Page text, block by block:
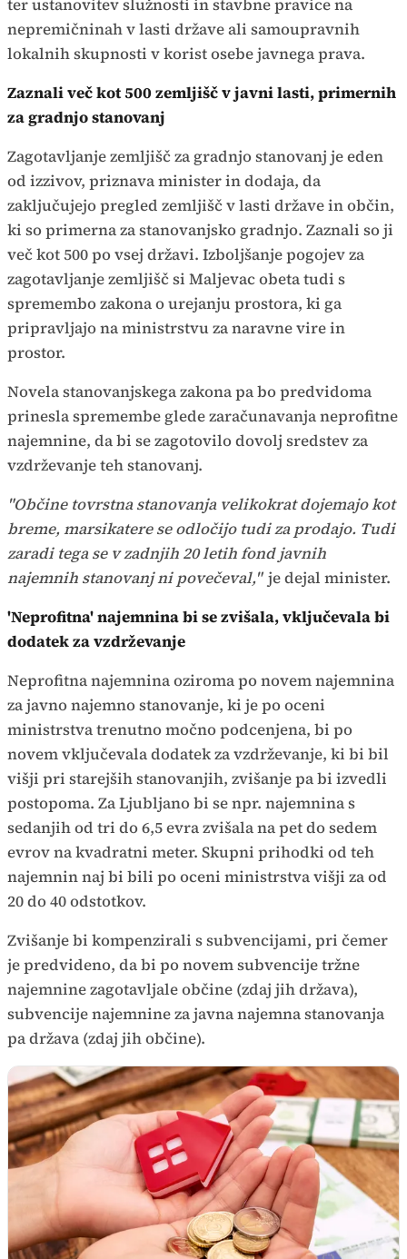
nepremičninah v lasti države ali samoupravnih
lokalnih skupnosti v korist osebe javnega prava.
Zaznali več kot 500 zemljišč v javni lasti, primernih
za gradnjo stanovanj
Zagotavljanje zemljišč za gradnjo stanovanj je eden
od izzivov, priznava minister in dodaja, da
zaključujejo pregled zemljišč v lasti države in občin,
ki so primerna za stanovanjsko gradnjo. Zaznali so ji
več kot 500 po vsej državi. Izboljšanje pogojev za
zagotavljanje zemljišč si Maljevac obeta tudi s
spremembo zakona o urejanju prostora, ki ga
pripravljajo na ministrstvu za naravne vire in
prostor.
Novela stanovanjskega zakona pa bo predvidoma
prinesla spremembe glede zaračunavanja neprofitne
najemnine, da bi se zagotovilo dovolj sredstev za
vzdrževanje teh stanovanj.
"Občine tovrstna stanovanja velikokrat dojemajo kot
breme, marsikatere se odločijo tudi za prodajo. Tudi
zaradi tega se v zadnjih 20 letih fond javnih
najemnih stanovanj ni povečeval," je dejal minister.
'Neprofitna' najemnina bi se zvišala, vključevala bi
dodatek za vzdrževanje
Neprofitna najemnina oziroma po novem najemnina
za javno najemno stanovanje, ki je po oceni
ministrstva trenutno močno podcenjena, bi po
novem vključevala dodatek za vzdrževanje, ki bi bil
višji pri starejših stanovanjih, zvišanje pa bi izvedli
postopoma. Za Ljubljano bi se npr. najemnina s
sedanjih od tri do 6,5 evra zvišala na pet do sedem
evrov na kvadratni meter. Skupni prihodki od teh
najemnin naj bi bili po oceni ministrstva višji za od
20 do 40 odstotkov.
Zvišanje bi kompenzirali s subvencijami, pri čemer
je predvideno, da bi po novem subvencije tržne
najemnine zagotavljale občine (zdaj jih država),
subvencije najemnine za javna najemna stanovanja
pa država (zdaj jih občine).